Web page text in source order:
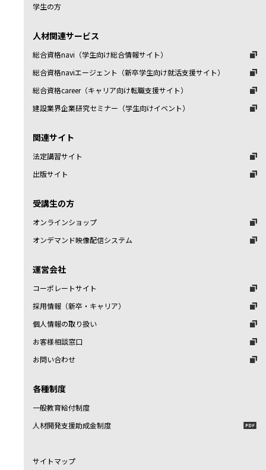
学生の方
人材関連サービス
総合資格navi（学生向け総合情報サイト）
総合資格naviエージェント（新卒学生向け就活支援サイト）
総合資格career（キャリア向け転職支援サイト）
建設業界企業研究セミナー（学生向けイベント）
関連サイト
法定講習サイト
出版サイト
受講生の方
オンラインショップ
オンデマンド映像配信システム
運営会社
コーポレートサイト
採用情報（新卒・キャリア）
個人情報の取り扱い
お客様相談窓口
お問い合わせ
各種制度
一般教育給付制度
人材開発支援助成金制度
サイトマップ